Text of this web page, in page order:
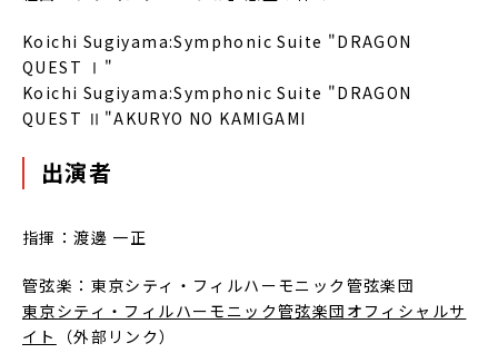
Koichi Sugiyama:Symphonic Suite "DRAGON
QUEST Ⅰ"
Koichi Sugiyama:Symphonic Suite "DRAGON
QUEST Ⅱ"AKURYO NO KAMIGAMI
出演者
指揮：渡邊 一正
管弦楽：東京シティ・フィルハーモニック管弦楽団
東京シティ・フィルハーモニック管弦楽団オフィシャルサ
イト
（外部リンク）